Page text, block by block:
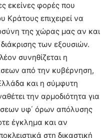
εκείνες φορές που
Κράτους επιχειρεί να
της χώρας μας αν και
των εξουσιών.
συνηθίζεται η
από την κυβέρνηση,
και η σύμφυτη
την αρμοδιότητα για
υφ΄ όρων απόλυσης
έγκλημα και αν
στη δικαστική